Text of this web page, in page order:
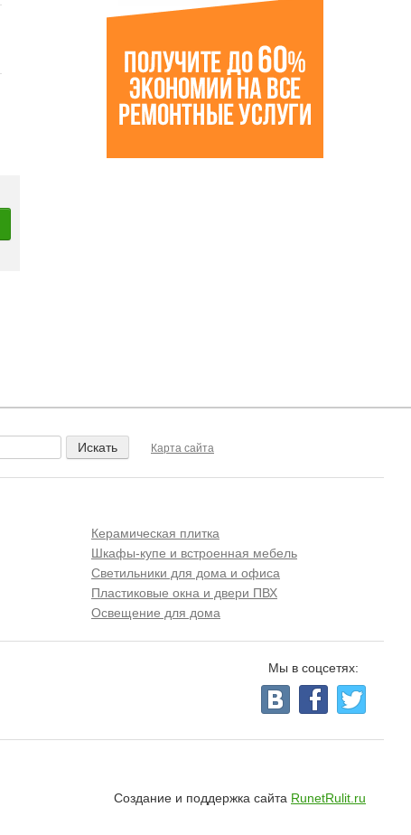
Карта сайта
Керамическая плитка
Шкафы-купе и встроенная мебель
Светильники для дома и офиса
Пластиковые окна и двери ПВХ
Освещение для дома
Мы в соцсетях:
Создание и поддержка сайта RunetRulit.ru